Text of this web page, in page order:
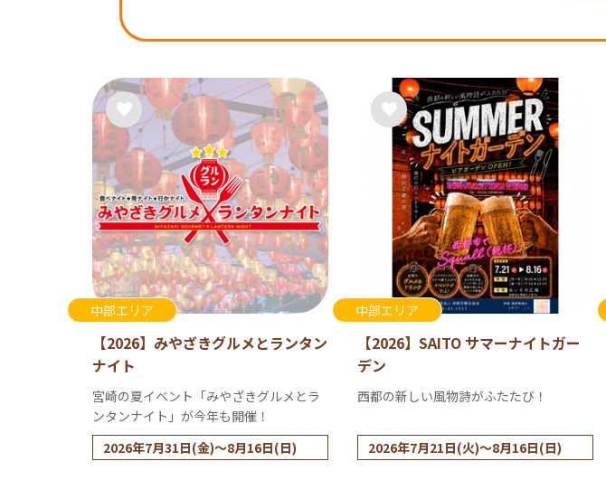
中部エリア
【2026】みやざきグルメとランタン
ナイト
宮崎の夏イベント「みやざきグルメとラ
ンタンナイト」が今年も開催！
2026年7月31日(金)～8月16日(日)
中部エリア
【2026】SAITO サマーナイトガー
デン
西都の新しい風物詩がふたたび！
2026年7月21日(火)～8月16日(日)